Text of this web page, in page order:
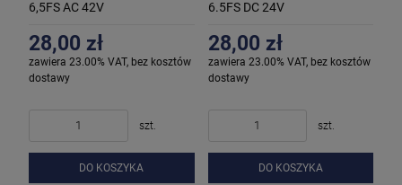
6,5FS AC 42V
28,00 zł
zawiera 23.00% VAT, bez kosztów
dostawy
szt.
DO KOSZYKA
6.5FS DC 24V
28,00 zł
zawiera 23.00% VAT, bez kosztów
dostawy
szt.
DO KOSZYKA